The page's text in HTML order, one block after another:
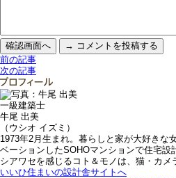
前の記事
次の記事
一級建築士
牛尾 出美
（ウシオ イズミ）
1973年2月生まれ。暮らしと家が大好きな
ベーションしたSOHOマンションで住宅設
シアワセを感じるコト＆モノは、猫・カ
いいひ住まいの設計舎サイトへ